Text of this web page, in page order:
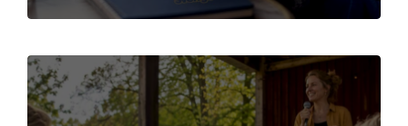
Ticketmaster och
rätt alternativ!